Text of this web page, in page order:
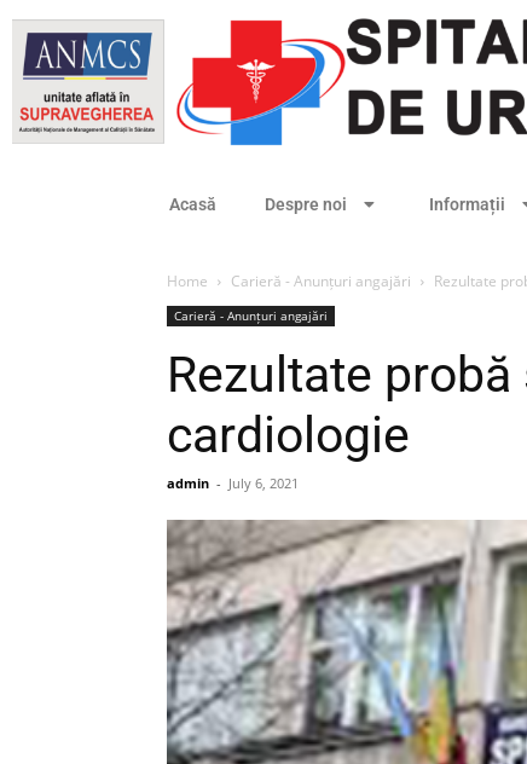
Acasă Despre noi Informații
Home Carieră - Anunțuri angajări Rezultate
Carieră - Anunțuri angajări
Rezultate
cardiologie
admin - July 6, 2021